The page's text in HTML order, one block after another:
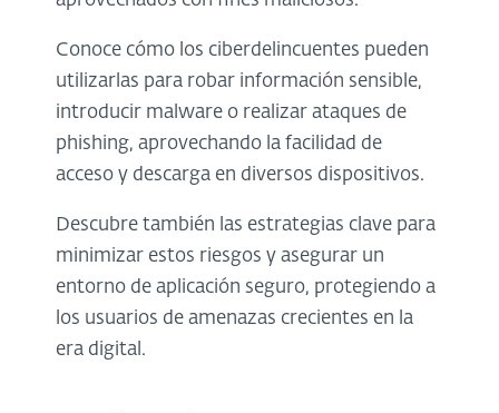
Conoce cómo los ciberdelincuentes pueden
utilizarlas para robar información sensible,
introducir malware o realizar ataques de
phishing, aprovechando la facilidad de
acceso y descarga en diversos dispositivos.
Descubre también las estrategias clave para
minimizar estos riesgos y asegurar un
entorno de aplicación seguro, protegiendo a
los usuarios de amenazas crecientes en la
era digital.